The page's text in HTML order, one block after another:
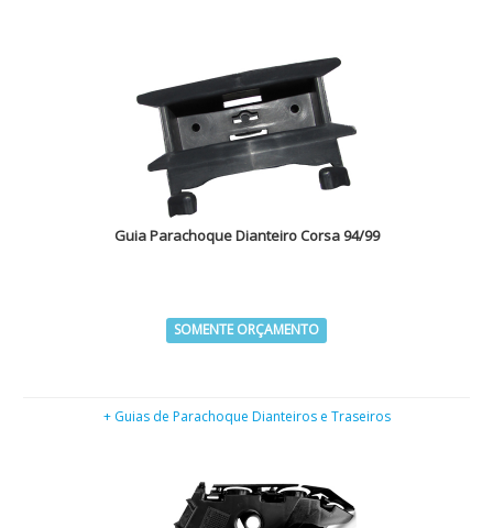
Guia Parachoque Dianteiro Corsa 94/99
SOMENTE ORÇAMENTO
+ Guias de Parachoque Dianteiros e Traseiros